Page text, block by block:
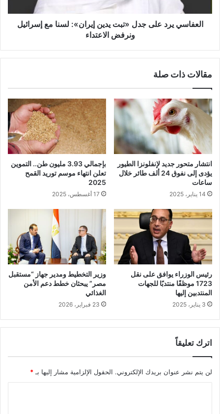
العفاسي يرد على جدل «تبت يدين إيران»: لسنا مع إسرائيل
ونرفض الاعتداء
مقالات ذات صلة
انتشار متحور جديد لإنفلونزا الطيور
يؤدى إلى نفوق 24 ألف طائر خلال
ساعات
14 يناير، 2025
بإجمالي 3.93 مليون طن.. التموين
تعلن انتهاء موسم توريد القمح
2025
17 أغسطس، 2025
رئيس الوزراء يوافق على نقل
1723 موظفًا منتدبًا للجهات
المنتدبين إليها
3 يناير، 2025
وزير التخطيط ومدير جهاز “مستقبل
مصر” يبحثان خطط دعم الأمن
الغذائي
23 فبراير، 2026
اترك تعليقاً
لن يتم نشر عنوان بريدك الإلكتروني. الحقول الإلزامية مشار إليها بـ *